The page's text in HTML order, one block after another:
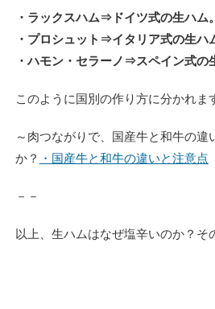
・ラックスハム⇒ドイツ式の生ハム。
・プロシュット⇒イタリア式の生ハ
・ハモン・セラーノ⇒スペイン式の
このように国別の作り方に分かれま
～肉つながりで、国産牛と和牛の違
か？ ・国産牛と和牛の違いと注意点
－－
以上、生ハムはなぜ塩辛いのか？そ